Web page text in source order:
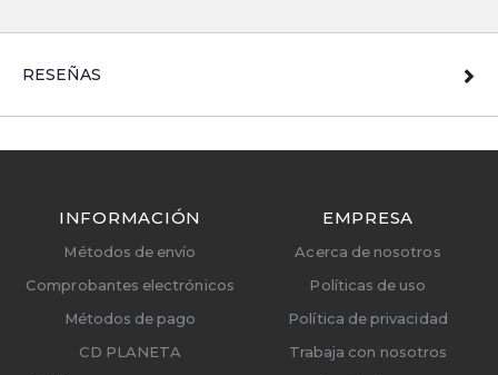
RESEÑAS
INFORMACIÓN
Métodos de envío
Comprobantes electrónicos
Métodos de pago
CD PLANETA
EMPRESA
Acerca de nosotros
Políticas de uso
Política de privacidad
Trabaja con nosotros